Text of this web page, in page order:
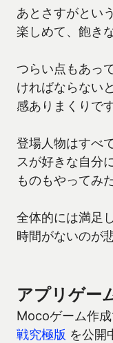
あとさすがとい
楽しめて、飽き
つらい点もあっ
ければならない
感ありまくりです
登場人物はすべ
スが好きな自分
ものもやってみ
全体的には満足
時間がないのが
アプリゲー
Mocoゲーム作
戦究極版 を公開